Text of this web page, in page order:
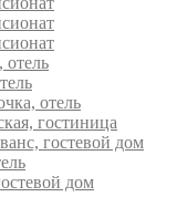
отель
гостиница
гостевой дом
дом